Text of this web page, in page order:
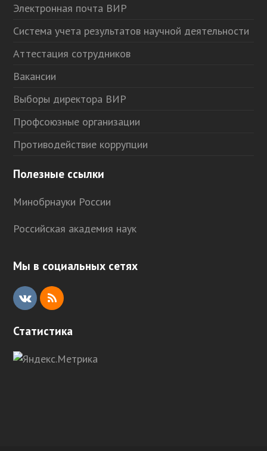
Электронная почта ВИР
Система учета результатов научной деятельности
Аттестация сотрудников
Вакансии
Выборы директора ВИР
Профсоюзные организации
Противодействие коррупции
Полезные ссылки
Минобрнауки России
Российская академия наук
Мы в социальных сетях
V
R
Статистика